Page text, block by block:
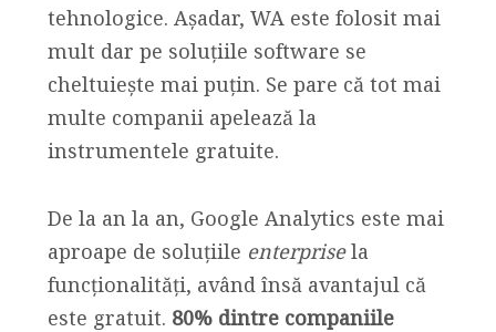
tehnologice. Așadar, WA este folosit mai
mult dar pe soluțiile software se
cheltuiește mai puțin. Se pare că tot mai
multe companii apelează la
instrumentele gratuite.
De la an la an, Google Analytics este mai
aproape de soluțiile enterprisela
funcționalități, având însă avantajul că
este gratuit. 80% dintre companiile